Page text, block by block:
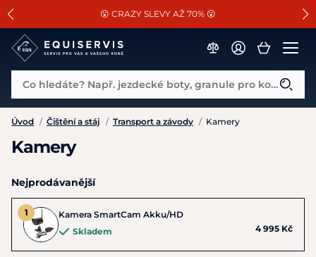
SLEVA 13% na vše od Cassini!
😮 CRAZY SLEVY AŽ 70% 😮
📐Pasování a doplňky k vybraným sedlům ZDARMA 🐴
Co hledáte? Např. jezdecké boty, granule pro koně...
Úvod / Čištění a stáj / Transport a závody / Kamery
Kamery
Nejprodávanější
Kamera SmartCam Akku/HD
Skladem
4 995 Kč